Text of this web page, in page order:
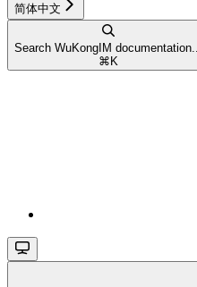
简体中文
Search WuKongIM documentation...
⌘ K